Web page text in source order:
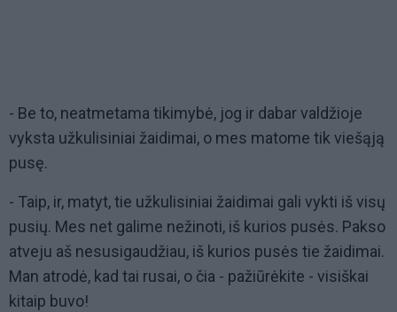
- Be to, neatmetama tikimybė, jog ir dabar valdžioje
vyksta užkulisiniai žaidimai, o mes matome tik viešąją
pusę.
- Taip, ir, matyt, tie užkulisiniai žaidimai gali vykti iš visų
pusių. Mes net galime nežinoti, iš kurios pusės. Pakso
atveju aš nesusigaudžiau, iš kurios pusės tie žaidimai.
Man atrodė, kad tai rusai, o čia - pažiūrėkite - visiškai
kitaip buvo!